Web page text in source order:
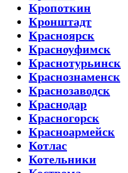
Кропоткин
Кронштадт
Красноярск
Красноуфимск
Краснотурьинск
Краснознаменск
Краснозаводск
Краснодар
Красногорск
Красноармейск
Котлас
Котельники